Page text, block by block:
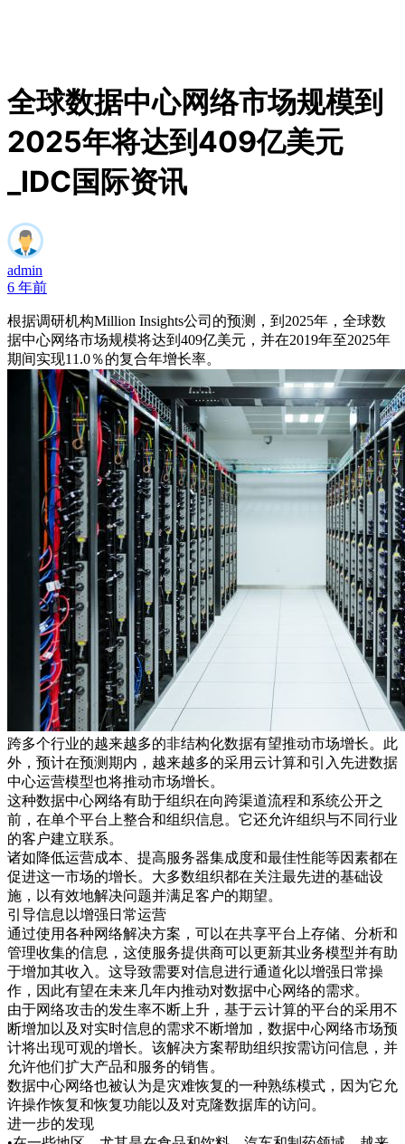
全球数据中心网络市场规模到
2025年将达到409亿美元
_IDC国际资讯
admin
6 年前
根据调研机构Million Insights公司的预测，到2025年，全球数
据中心网络市场规模将达到409亿美元，并在2019年至2025年
期间实现11.0％的复合年增长率。
跨多个行业的越来越多的非结构化数据有望推动市场增长。此
外，预计在预测期内，越来越多的采用云计算和引入先进数据
中心运营模型也将推动市场增长。
这种数据中心网络有助于组织在向跨渠道流程和系统公开之
前，在单个平台上整合和组织信息。它还允许组织与不同行业
的客户建立联系。
诸如降低运营成本、提高服务器集成度和最佳性能等因素都在
促进这一市场的增长。大多数组织都在关注最先进的基础设
施，以有效地解决问题并满足客户的期望。
引导信息以增强日常运营
通过使用各种网络解决方案，可以在共享平台上存储、分析和
管理收集的信息，这使服务提供商可以更新其业务模型并有助
于增加其收入。这导致需要对信息进行通道化以增强日常操
作，因此有望在未来几年内推动对数据中心网络的需求。
由于网络攻击的发生率不断上升，基于云计算的平台的采用不
断增加以及对实时信息的需求不断增加，数据中心网络市场预
计将出现可观的增长。该解决方案帮助组织按需访问信息，并
允许他们扩大产品和服务的销售。
数据中心网络也被认为是灾难恢复的一种熟练模式，因为它允
许操作恢复和恢复功能以及对克隆数据库的访问。
进一步的发现